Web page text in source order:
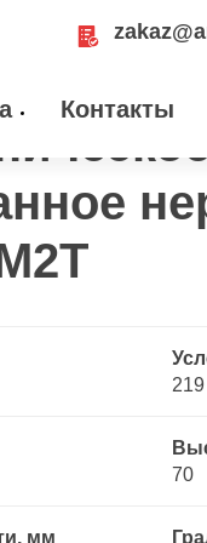
Контакты
Москва,
14,
219
70
мм